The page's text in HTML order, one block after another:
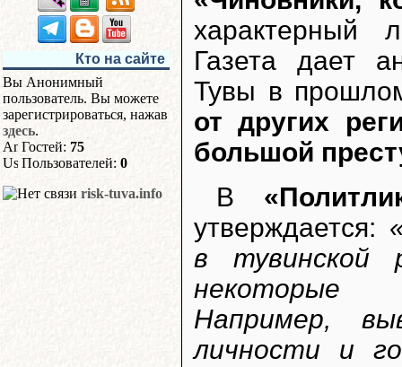
Кто на сайте
Вы Анонимный
пользователь. Вы можете
зарегистрироваться, нажав
здесь.
Гостей: 75
Пользователей: 0
risk-tuva.info
характерный
Газета дает
Тувы в
от других
большой
В
утверждается:
в тувинской
некоторые
Например,
личности и